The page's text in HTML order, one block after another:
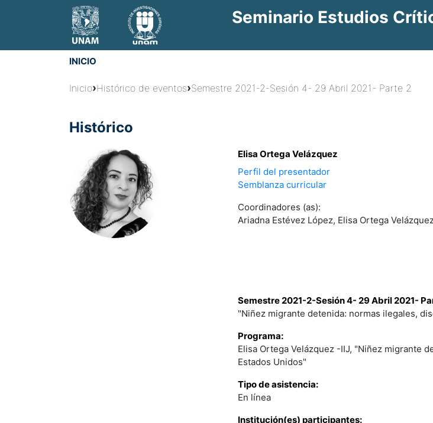
Seminario Estudios
INICIO
Usted
aquí
Inicio›Histórico de eventos›Semestre 2021-2-Sesión 4- 29 Abril 2021- Parte 2
Histórico
Elisa Ortega Velázquez
Perfil del presentador
Semblanza curricular
Coordinadores (as):
Ariadna Estévez López, Elisa Ortega
Semestre 2021-2-Sesión 4- 29 Abril 2021-
"Niñez migrante detenida: normas ilegales,
Programa:
Elisa Ortega Velázquez -IIJ, "Niñez migrante
Estados Unidos"
Tipo de asistencia:
En línea
Institución(es) participantes: